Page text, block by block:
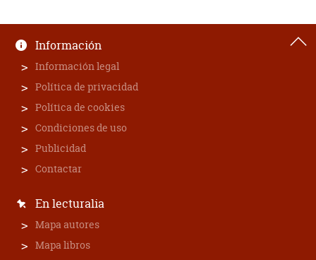
Información
Información legal
Política de privacidad
Política de cookies
Condiciones de uso
Publicidad
Contactar
En lecturalia
Mapa autores
Mapa libros